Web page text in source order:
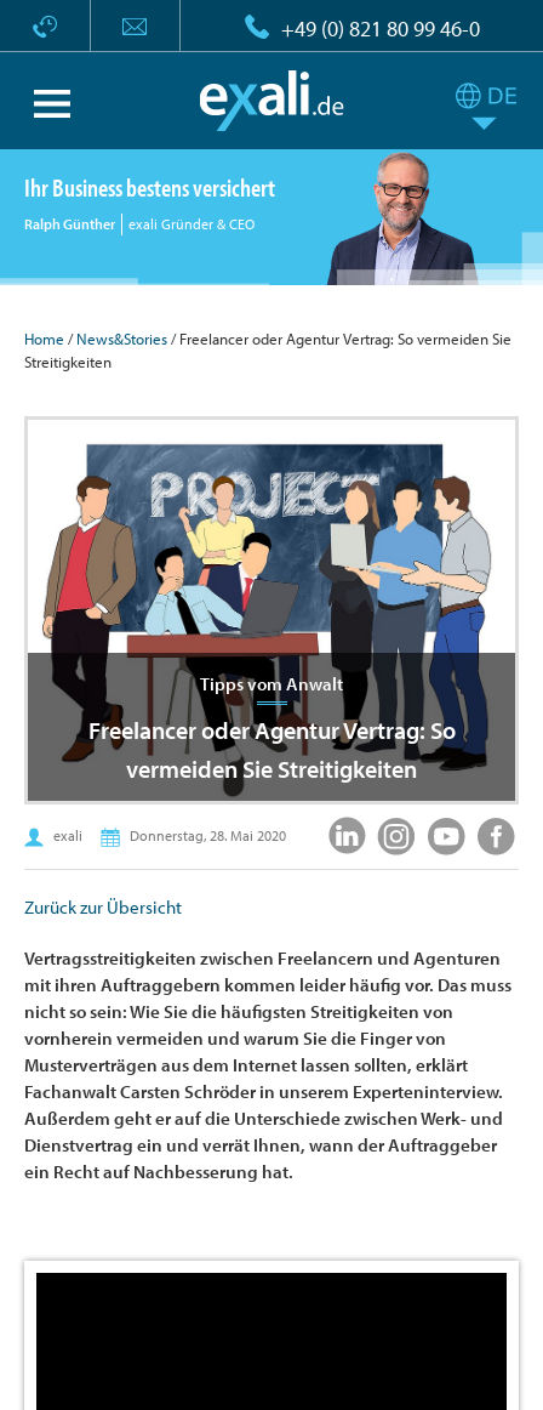
+49 (0) 821 80 99 46-0
Ihr Business bestens versichert
Ralph Günther exali Gründer & CEO
Home /News&Stories/ Freelancer oder Agentur Vertrag: So vermeiden Sie
Streitigkeiten
Tipps vom Anwalt
Freelancer oder Agentur Vertrag: So
vermeiden Sie Streitigkeiten
exali Donnerstag, 28. Mai 2020
Zurück zur Übersicht
Vertragsstreitigkeiten zwischen Freelancern und Agenturen
mit ihren Auftraggebern kommen leider häufig vor. Das muss
nicht so sein: Wie Sie die häufigsten Streitigkeiten von
vornherein vermeiden und warum Sie die Finger von
Musterverträgen aus dem Internet lassen sollten, erklärt
Fachanwalt Carsten Schröder in unserem Experteninterview.
Außerdem geht er auf die Unterschiede zwischen Werk- und
Dienstvertrag ein und verrät Ihnen, wann der Auftraggeber
ein Recht auf Nachbesserung hat.